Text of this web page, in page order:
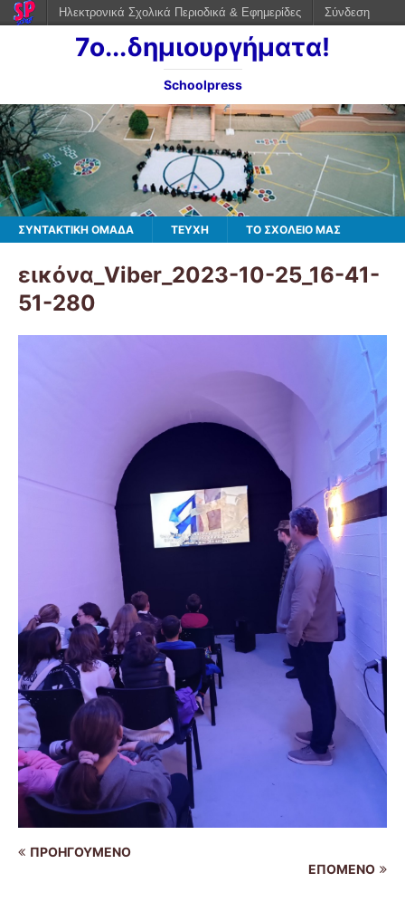
7ο...δημιουργήματα!
Schoolpress
ΣΥΝΤΑΚΤΙΚΗ ΟΜΑΔΑ ΤΕΥΧΗ ΤΟ ΣΧΟΛΕΙΟ ΜΑΣ
εικόνα_Viber_2023-10-25_16-41-
51-280
ΠΡΟΗΓΟΎΜΕΝΟ
ΕΠΌΜΕΝΟ
Ηλεκτρονικά Σχολικά Περιοδικά & Εφημερίδες Σύνδεση